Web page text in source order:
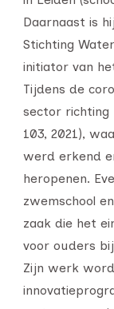
Daarnaast is
Stichting
initiator van
Tijdens de
sector richting
103, 2021),
werd erkend
heropenen.
zwemschool
zaak die het
voor ouders
Zijn werk